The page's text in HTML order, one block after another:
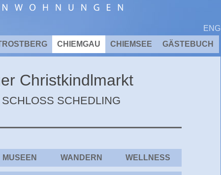
CHIEMGAU CHIEMSEE GÄSTEBUCH
ENG
Christkindlmarkt
SCHEDLING
MUSEEN WANDERN WELLNESS